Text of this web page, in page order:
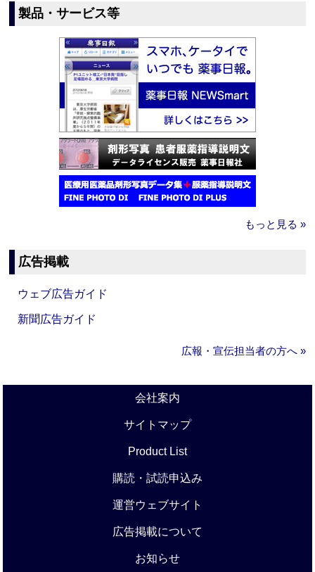
製品・サービス等
もっと見る »
広告掲載
ウェブ広告ガイド
新聞広告ガイド
広報・宣伝担当者の方へ »
会社案内
サイトマップ
Product List
購読・試読申込み
運営ウェブサイト
広告掲載について
お知らせ